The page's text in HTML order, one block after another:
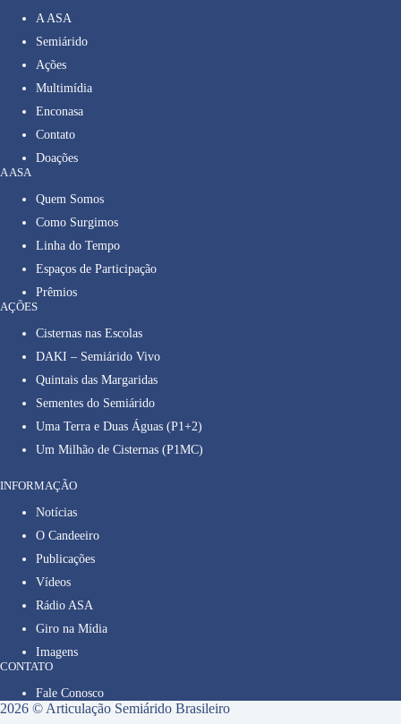
A ASA
Semiárido
Ações
Multimídia
Enconasa
Contato
Doações
A ASA
Quem Somos
Como Surgimos
Linha do Tempo
Espaços de Participação
Prêmios
AÇÕES
Cisternas nas Escolas
DAKI – Semiárido Vivo
Quintais das Margaridas
Sementes do Semiárido
Uma Terra e Duas Águas (P1+2)
Um Milhão de Cisternas (P1MC)
INFORMAÇÃO
Notícias
O Candeeiro
Publicações
Vídeos
Rádio ASA
Giro na Mídia
Imagens
CONTATO
Fale Conosco
2026 © Articulação Semiárido Brasileiro